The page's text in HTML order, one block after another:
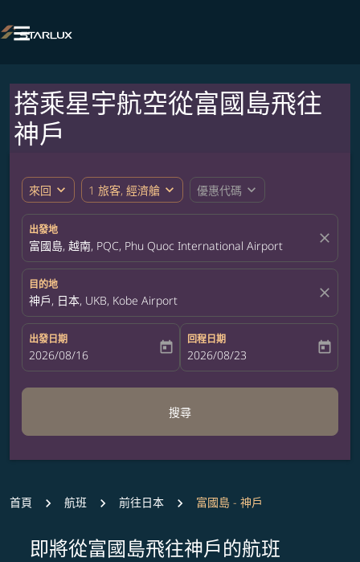

搭乘星宇航空從富國島飛往
神戶
來回 expand_more 1 旅客, 經濟艙 expand_more 優惠代碼 expand_more
出發地
富國島, 越南, PQC, Phu Quoc International Airport close
目的地
神戶, 日本, UKB, Kobe Airport close
出發日期
fc-booking-departure-date-aria-label
2026/08/16 today
回程日期
fc-booking-return-date-aria-label
2026/08/23 today
搜尋
首頁 航班 前往日本 富國島 - 神戶
即將從富國島飛往神戶的航班
無符合您設定條件的票價，請調整篩選條件。